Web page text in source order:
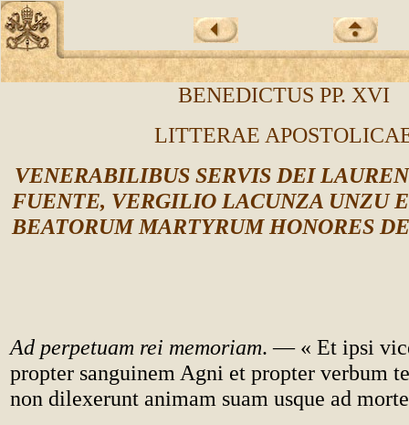
BENEDICTUS PP. XVI
LITTERAE
VENERABILIBUS SERVIS DEI
FUENTE, VERGILIO LACUNZA UNZU
BEATORUM MARTYRUM HONORES
Ad perpetuam rei memoriam. — « Et ipsi
propter sanguinem Agni et propter verbum
non dilexerunt animam suam usque ad